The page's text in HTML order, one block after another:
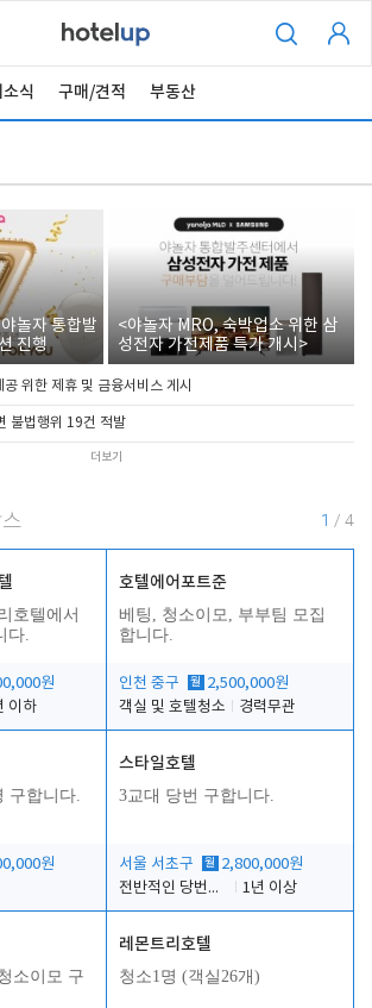
식 구매/견적 부동산
놀자 통합발
진행
<야놀자 MRO, 숙박업소 위한 삼
성전자 가전제품 특가 개시>
위한 제휴 및 금융서비스 게시
불법행위 19건 적발
더보기
1 / 4
호텔에서
다.
원
이하
호텔에어포트준
베팅, 청소이모, 부부팀 모집
합니다.
인천 중구 월 2,500,000원
객실 및 호텔청소
경력무관
구합니다.
원
스타일호텔
3교대 당번 구합니다.
서울 서초구 월 2,800,000원
전반적인 당번업무
1년 이상
소이모 구
레몬트리호텔
청소1명 (객실26개)